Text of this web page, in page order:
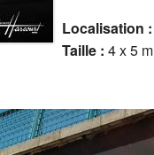
Localisation :
Taille : 4 x 5 m